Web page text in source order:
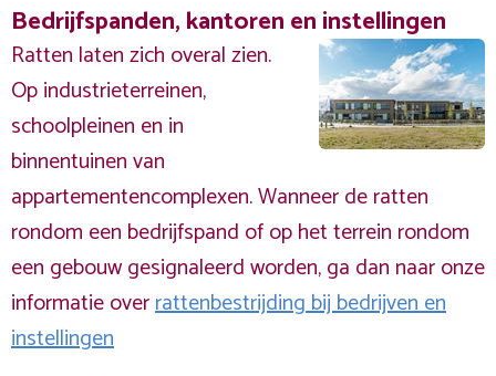
Bedrijfspanden, kantoren en instellingen
Ratten laten zich overal zien.
Op industrieterreinen,
schoolpleinen en in
binnentuinen van
appartementencomplexen. Wanneer de ratten
rondom een bedrijfspand of op het terrein rondom
een gebouw gesignaleerd worden, ga dan naar onze
informatie overrattenbestrijding bij bedrijven en
instellingen